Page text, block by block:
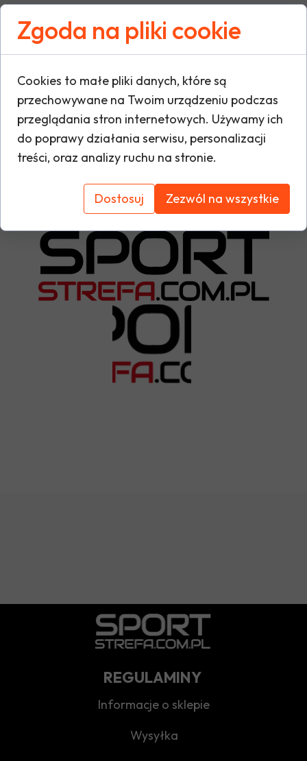
Tabela rozmiarów
Getry Olimpia Jabłoń to idealne połączenie
wygody i stylu dla każdej aktywnej osoby.
Wykonane z wysokiej jakości, oddychającego
materiału, zapewniają komfort noszenia
podkreśla sylwetkę, a wytrzymałość tkaniny
sprawia, że są odporne na codzienne
użytkowanie. To doskonały wybór zarówno
na trening, jak i na co dzień.
REGULAMINY
Wysyłka
Informacje o sklepie
Zgoda na pliki cookie
Cookies to małe pliki danych, które są
przechowywane na Twoim urządzeniu podczas
przeglądania stron internetowych. Używamy ich
do poprawy działania serwisu, personalizacji
treści, oraz analizy ruchu na stronie.
Dostosuj Zezwól na wszystkie